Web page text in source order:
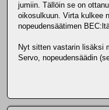
jumiin. Tällöin se on
oikosulkuun. Virta kulkee
nopeudensäätimen
Nyt sitten vastarin lisäksi
Servo, nopeudensäädin